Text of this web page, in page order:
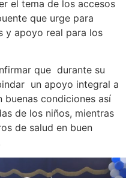
el tema de los accesos
que urge para
y apoyo real para los
que durante su
un apoyo integral a
buenas condiciones así
de los niños, mientras
de salud en buen